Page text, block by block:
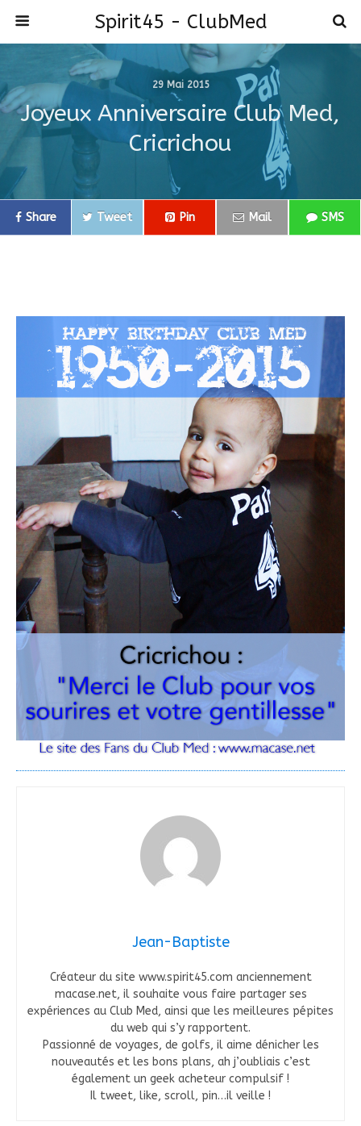
Spirit45 - ClubMed
29 Mai 2015
Joyeux Anniversaire Club Med,
Cricrichou
Share Tweet Pin Mail SMS
Jean-Baptiste
Créateur du site www.spirit45.com anciennement
macase.net, il souhaite vous faire partager ses
expériences au Club Med, ainsi que les meilleures pépites
du web qui s’y rapportent.
Passionné de voyages, de golfs, il aime dénicher les
nouveautés et les bons plans, ah j’oubliais c’est
également un geek acheteur compulsif !
Il tweet, like, scroll, pin…il veille !